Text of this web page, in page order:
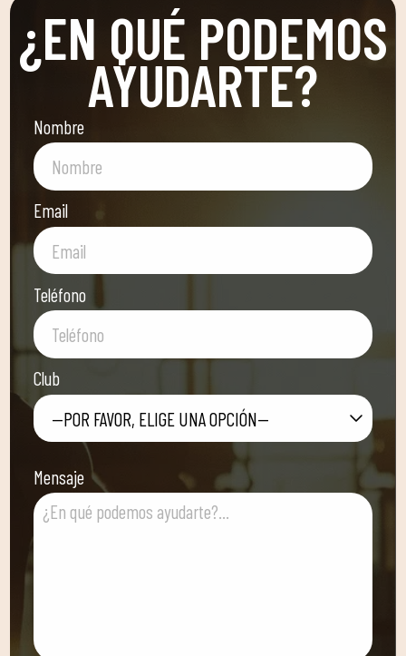
¿EN QUÉ PODEMOS
AYUDARTE?
Nombre
Email
Teléfono
Club
—POR FAVOR, ELIGE UNA OPCIÓN—
Mensaje